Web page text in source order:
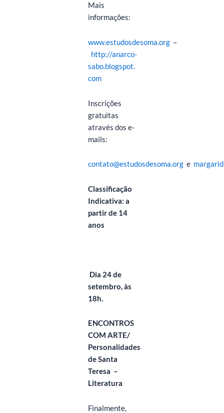
Mais
informações:
www.estudosdesoma.org–
http://anarco-
sabo.blogspot.
com
Inscrições
gratuitas
através dos e-
mails:
contato@estudosdesoma.orge
Classificação
Indicativa: a
partir de 14
anos
Dia 24 de
setembro, às
18h.
ENCONTROS
COM ARTE/
Personalidades
de Santa
Teresa –
Literatura
Finalmente,